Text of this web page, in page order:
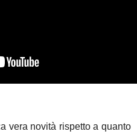
vera novità rispetto a quanto